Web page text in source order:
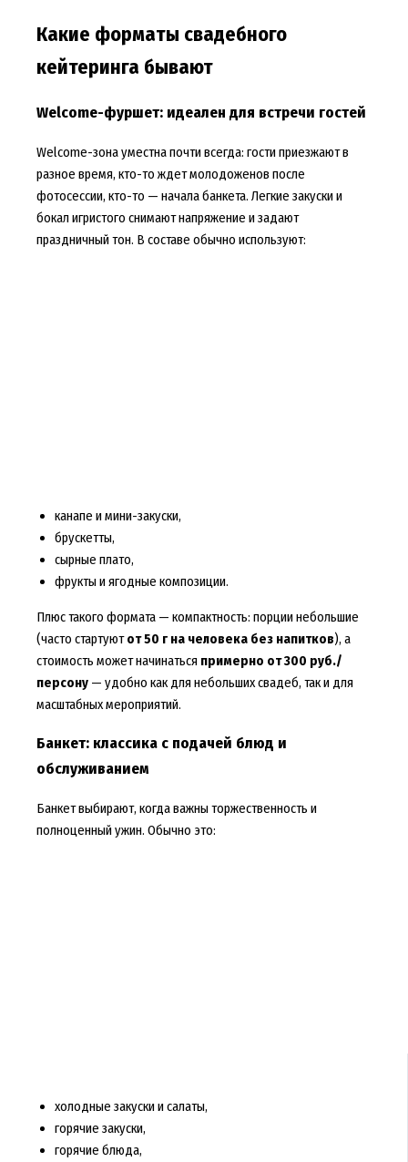
Какие форматы свадебного
кейтеринга бывают
Welcome-фуршет: идеален для встречи гостей
Welcome-зона уместна почти всегда: гости приезжают в
разное время, кто-то ждет молодоженов после
фотосессии, кто-то — начала банкета. Легкие закуски и
бокал игристого снимают напряжение и задают
праздничный тон. В составе обычно используют:
канапе и мини-закуски,
брускетты,
сырные плато,
фрукты и ягодные композиции.
Плюс такого формата — компактность: порции небольшие
(часто стартуютот 50 г на человека без напитков), а
стоимость может начинаться примерно от 300 руб./
персону— удобно как для небольших свадеб, так и для
масштабных мероприятий.
Банкет: классика с подачей блюд и
обслуживанием
Банкет выбирают, когда важны торжественность и
полноценный ужин. Обычно это:
холодные закуски и салаты,
горячие закуски,
горячие блюда,